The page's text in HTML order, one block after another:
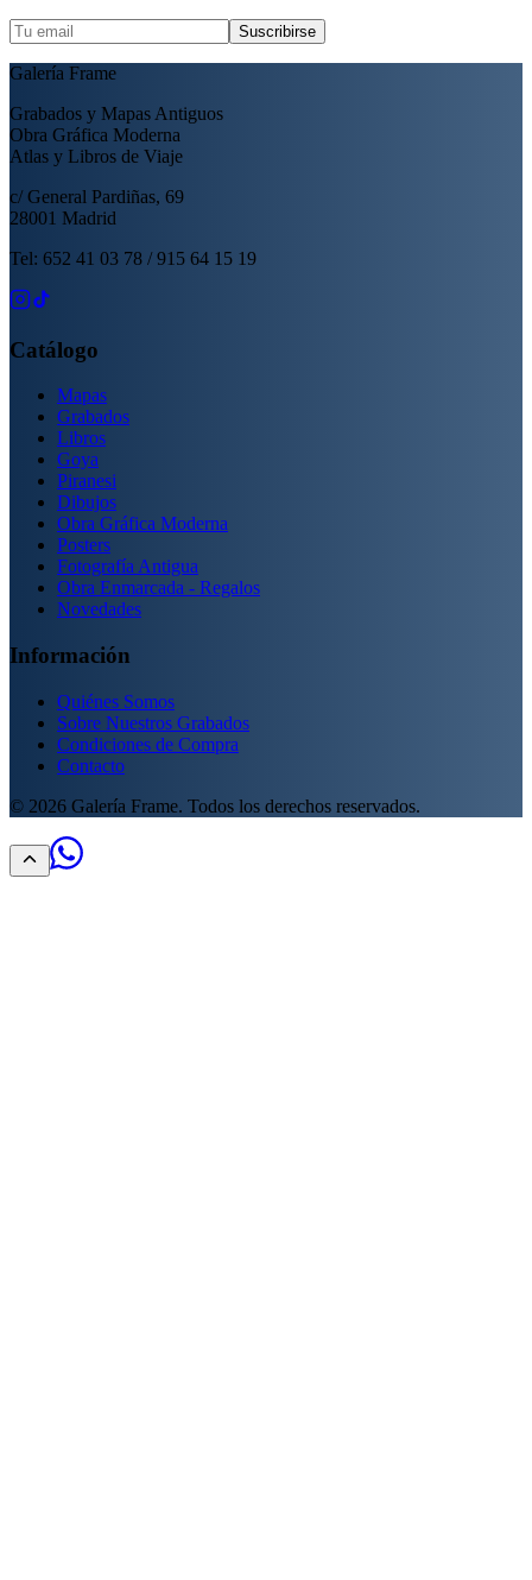
Suscribirse
Galería Frame
Grabados y Mapas Antiguos
Obra Gráfica Moderna
Atlas y Libros de Viaje
c/ General Pardiñas, 69
28001 Madrid
Tel: 652 41 03 78 / 915 64 15 19
Catálogo
Mapas
Grabados
Libros
Goya
Piranesi
Dibujos
Obra Gráfica Moderna
Posters
Fotografía Antigua
Obra Enmarcada - Regalos
Novedades
Información
Quiénes Somos
Sobre Nuestros Grabados
Condiciones de Compra
Contacto
© 2026 Galería Frame. Todos los derechos reservados.